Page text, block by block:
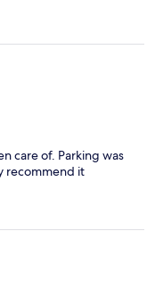
care of. Parking was
recommend it